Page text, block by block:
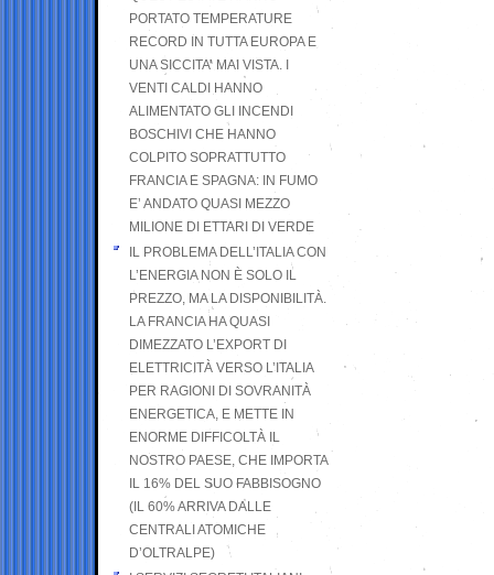
PORTATO TEMPERATURE
RECORD IN TUTTA EUROPA E
UNA SICCITA’ MAI VISTA. I
VENTI CALDI HANNO
ALIMENTATO GLI INCENDI
BOSCHIVI CHE HANNO
COLPITO SOPRATTUTTO
FRANCIA E SPAGNA: IN FUMO
E’ ANDATO QUASI MEZZO
MILIONE DI ETTARI DI VERDE
IL PROBLEMA DELL’ITALIA CON
L’ENERGIA NON È SOLO IL
PREZZO, MA LA DISPONIBILITÀ.
LA FRANCIA HA QUASI
DIMEZZATO L’EXPORT DI
ELETTRICITÀ VERSO L’ITALIA
PER RAGIONI DI SOVRANITÀ
ENERGETICA, E METTE IN
ENORME DIFFICOLTÀ IL
NOSTRO PAESE, CHE IMPORTA
IL 16% DEL SUO FABBISOGNO
(IL 60% ARRIVA DALLE
CENTRALI ATOMICHE
D’OLTRALPE)